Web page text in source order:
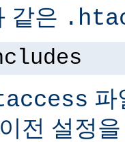
같은
전 설정